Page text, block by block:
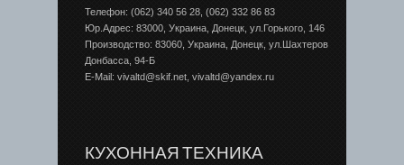
Телефон: (062) 340 56 28, (062) 332 86 83
Юр.Адрес: 83000, Украина, Донецк, ул.Горького, 146
Производство: 83060, Украина, Донецк, ул.Шахтеров
Донбаcса, 94-Б
E-Mail: vivaltd@skif.net, vivaltd@yandex.ru
КУХОННАЯ ТЕХНИКА